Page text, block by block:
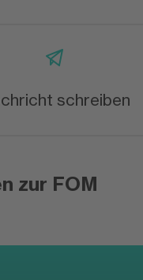
schreiben
zur FOM